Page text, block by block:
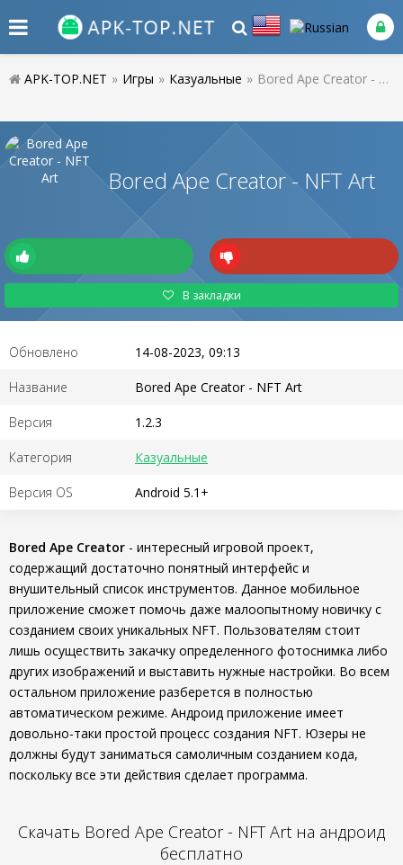
APK-TOP.NET » Игры » Казуальные » Bored Ape Creator - NFT Art
Bored Ape Creator - NFT Art
В закладки
Обновлено 14-08-2023, 09:13
Название Bored Ape Creator - NFT Art
Версия 1.2.3
Категория Казуальные
Версия OS Android 5.1+
Bored Ape Creator - интересный игровой проект,
содержащий достаточно понятный интерфейс и
внушительный список инструментов. Данное мобильное
приложение сможет помочь даже малоопытному новичку с
созданием своих уникальных NFT. Пользователям стоит
лишь осуществить закачку определенного фотоснимка либо
других изображений и выставить нужные настройки. Во всем
остальном приложение разберется в полностью
автоматическом режиме. Андроид приложение имеет
довольно-таки простой процесс создания NFT. Юзеры не
должны будут заниматься самоличным созданием кода,
поскольку все эти действия сделает программа.
Скачать Bored Ape Creator - NFT Art на андроид
бесплатно